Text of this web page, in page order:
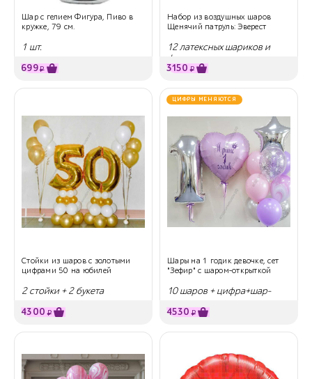
Шар с гелием Фигура, Пиво в
кружке, 79 см.
1 шт.
699₽
Набор из воздушных шаров
Щенячий патруль: Эверест
12 латексных шариков и
фигура
3150 ₽
Стойки из шаров с золотыми
цифрами 50 на юбилей
2 стойки + 2 букета
4300 ₽
ЦИФРЫ МЕНЯЮТСЯ
Шары на 1 годик девочке, сет
"Зефир" с шаром-открыткой
10 шаров + цифра+шар-
4530 ₽